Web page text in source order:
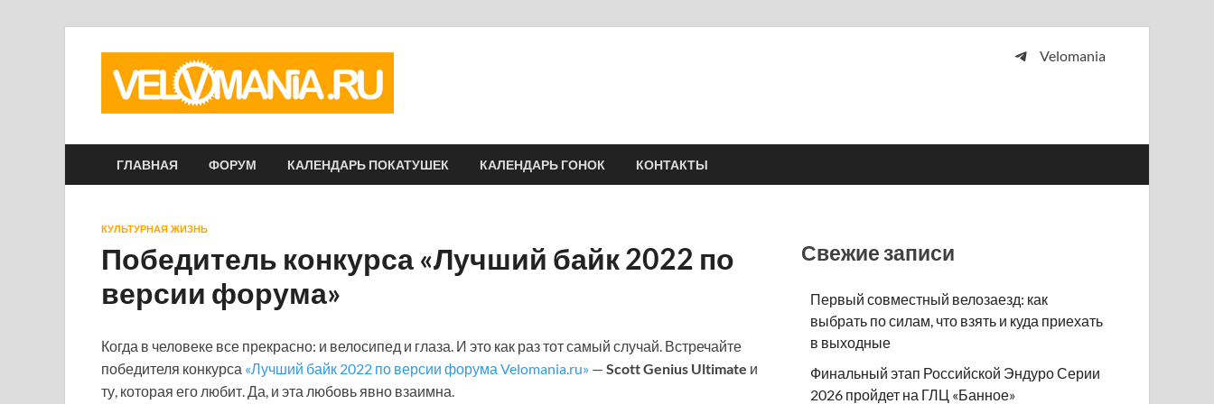
Velomania
ГЛАВНАЯ ФОРУМ КАЛЕНДАРЬ ПОКАТУШЕК КАЛЕНДАРЬ ГОНОК КОНТАКТЫ
КУЛЬТУРНАЯ ЖИЗНЬ
Победитель конкурса «Лучший байк 2022 по
версии форума»
Когда в человеке все прекрасно: и велосипед и глаза. И это как раз тот самый случай. Встречайте
победителя конкурса «Лучший байк 2022 по версии форума Velomania.ru» — Scott Genius Ultimate и
ту, которая его любит. Да, и эта любовь явно взаимна.
Свежие записи
Первый совместный велозаезд: как
выбрать по силам, что взять и куда приехать
в выходные
Финальный этап Российской Эндуро Серии
2026 пройдет на ГЛЦ «Банное»